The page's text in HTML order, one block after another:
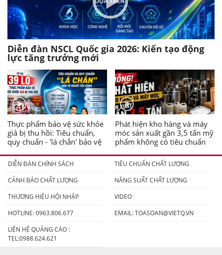
Diễn đàn NSCL Quốc gia 2026: Kiến tạo động
lực tăng trưởng mới
Thực phẩm bảo vệ sức khỏe
giả bị thu hồi: Tiêu chuẩn,
quy chuẩn - 'lá chắn' bảo vệ
Phát hiện kho hàng và máy
móc sản xuất gần 3,5 tấn mỹ
phẩm không có tiêu chuẩn
DIỄN ĐÀN CHÍNH SÁCH
TIÊU CHUẨN CHẤT LƯỢNG
CẢNH BÁO CHẤT LƯỢNG
NĂNG SUẤT CHẤT LƯỢNG
THƯƠNG HIỆU HỘI NHẬP
VIDEO
HOTLINE: 0963.806.677
EMAIL:TOASOAN@VIETQ.VN
LIÊN HỆ QUẢNG CÁO :
TEL:0988.624.621